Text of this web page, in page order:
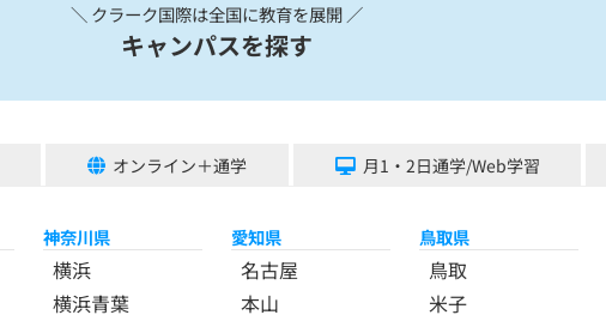
＼ クラーク国際は全国に教育を展開 ／
キャンパスを探す
オンライン＋通学 月1・2日通学/Web学習
神奈川県
横浜
横浜青葉
愛知県
名古屋
本山
鳥取県
鳥取
米子